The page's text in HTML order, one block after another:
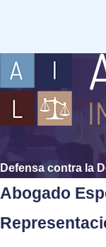
Defensa contra la
Abogado